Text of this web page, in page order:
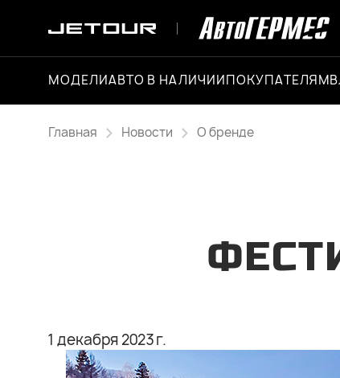
МОДЕЛИАВТО В НАЛИЧИИПОКУПАТЕЛЯМ
Главная Новости О бренде
1 декабря 2023 г.